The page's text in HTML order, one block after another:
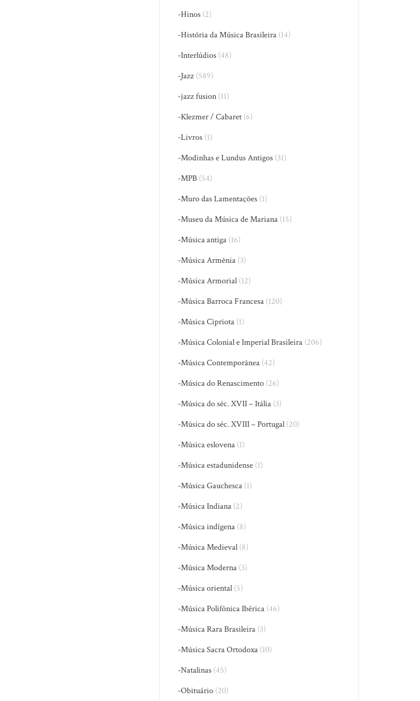
-Hinos (2)
-História da Música Brasileira (14)
-Interlúdios (48)
-Jazz (589)
-jazz fusion (11)
-Klezmer / Cabaret (6)
-Livros (1)
-Modinhas e Lundus Antigos (31)
-MPB (54)
-Muro das Lamentações (1)
-Museu da Música de Mariana (15)
-Música antiga (16)
-Música Armênia (3)
-Música Armorial (12)
-Música Barroca Francesa (120)
-Música Cipriota (1)
-Música Colonial e Imperial Brasileira (206)
-Música Contemporânea (42)
-Música do Renascimento (26)
-Música do séc. XVII – Itália (3)
-Música do séc. XVIII – Portugal (20)
-Música eslovena (1)
-Música estadunidense (1)
-Música Gauchesca (1)
-Música Indiana (2)
-Música indígena (8)
-Música Medieval (8)
-Música Moderna (3)
-Música oriental (5)
-Música Polifônica Ibérica (46)
-Música Rara Brasileira (3)
-Música Sacra Ortodoxa (10)
-Natalinas (45)
-Obituário (20)